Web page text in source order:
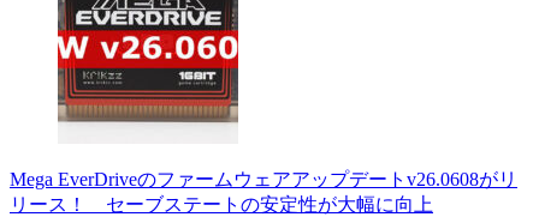
Mega EverDriveのファームウェアアップデートv26.0608がリ
リース！ セーブステートの安定性が大幅に向上